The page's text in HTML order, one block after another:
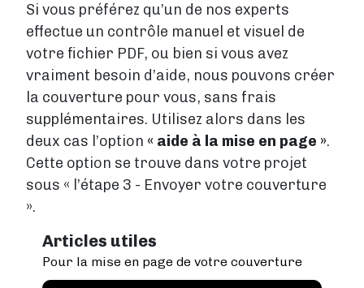
Si vous préférez qu’un de nos experts
effectue un contrôle manuel et visuel de
votre fichier PDF, ou bien si vous avez
vraiment besoin d’aide, nous pouvons créer
la couverture pour vous, sans frais
supplémentaires. Utilisez alors dans les
deux cas l’option « aide à la mise en page ».
Cette option se trouve dans votre projet
sous « l’étape 3 - Envoyer votre couverture
».
Articles utiles
Pour la mise en page de votre couverture